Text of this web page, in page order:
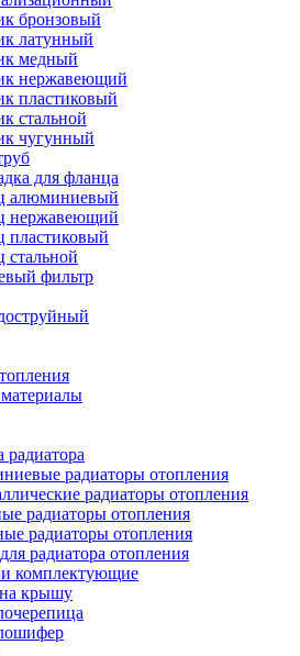
бронзовый
латунный
медный
нержавеющий
пластиковый
стальной
чугунный
для фланца
алюминиевый
нержавеющий
пластиковый
стальной
фильтр
радиатора
радиаторы отопления
радиаторы отопления
радиаторы отопления
радиаторы отопления
радиатора отопления
комплектующие
крышу